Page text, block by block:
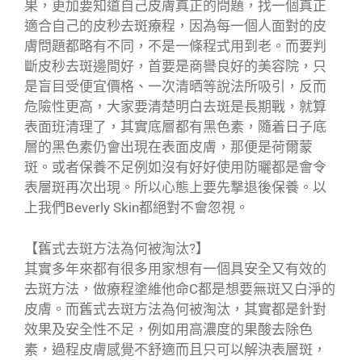
果，更加要知道自己皮膚真正的問題，找一個真正
適合自己的皮秒去斑療程，因為每一個人面對的皮
膚問題都略有不同，不是一條程式用到老。而要判
斷皮秒去斑邊間好，首要是商譽良好的美容院，只
是盲目受便宜價格、一次清晒等說法所吸引，反而
危險性更高，大家要清楚明白去斑是長期戰，就算
表面班清理了，其實底層都有黑色素，隨着日子底
層的黑色素仍會出現在表面皮膚，那便是荷爾蒙
斑。或者保養不足例如沒有好好使用防曬都是會令
表層斑再次出現。所以心態上要先撃退後保養。以
上我們Beverly Skin都絕對不會忽視。
【舊式去斑方法為何被淘汰?】
其實多年來都有很多用家想有一個具安全又有效的
去斑方法，做療程塗維他命C都是想要無斑又白淨的
皮膚。而舊式去斑方法為何被淘汰，其實都是針對
效果及安全性不足，例如用高濃度的果酸去除色
素，過程皮膚感覺不舒適而且只可以解決表層斑，